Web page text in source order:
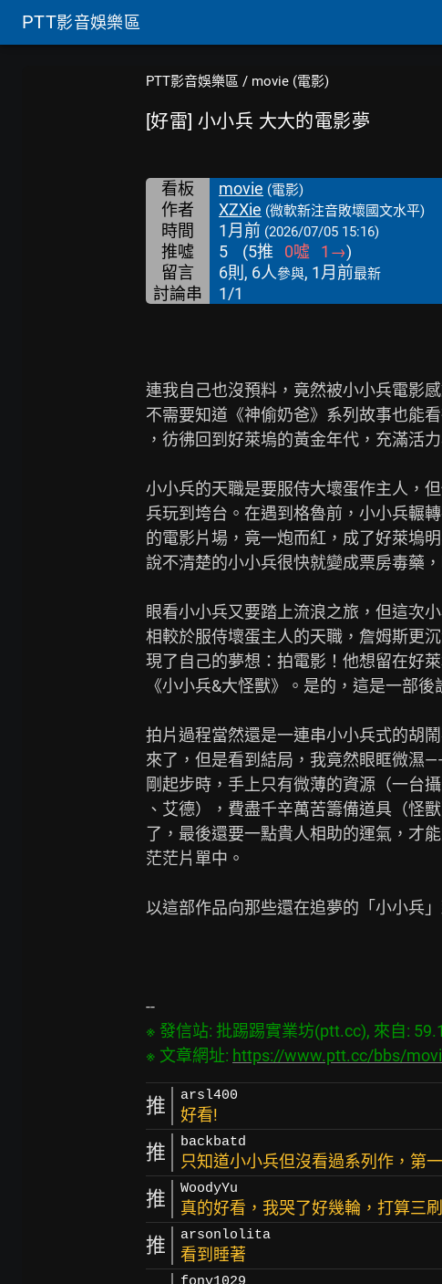
PTT影音娛樂區
PTT影音娛樂區 / movie (電影)
[好雷] 小小兵 大大的電影夢
看板 movie (電影)
作者 XZXie (微軟新注音敗壞國文水平)
時間 1月前 (2026/07/05 15:16)
推噓 5 (5推 0噓 1 →)
留言
6則, 6人參與, 1月前最新
討論串 1/1
連我自己也沒預料，竟然被小小兵電影
不需要知道《神偷奶爸》系列故事也能
，彷彿回到好萊塢的黃金年代，充滿活
小小兵的天職是要服侍大壞蛋作主人，
兵玩到垮台。在遇到格魯前，小小兵輾
的電影片場，竟一炮而紅，成了好萊塢
說不清楚的小小兵很快就變成票房毒藥
眼看小小兵又要踏上流浪之旅，但這次
相較於服侍壞蛋主人的天職，詹姆斯更
現了自己的夢想：拍電影！他想留在好
《小小兵&大怪獸》。是的，這是一部
拍片過程當然還是一連串小小兵式的胡
來了，但是看到結局，我竟然眼眶微濕
剛起步時，手上只有微薄的資源（一台
、艾德），費盡千辛萬苦籌備道具（怪
了，最後還要一點貴人相助的運氣，才
茫茫片單中。
以這部作品向那些還在追夢的「小小兵
※ 發信站: 批踢踢實業坊(ptt.cc), 來自:
※ 文章網址: https://www.ptt.cc/bbs/
推 arsl400
好看!
推 backbatd
只知道小小兵但沒看過系列作，第
推 WoodyYu
真的好看，我哭了好幾輪，打算三刷
推 arsonlolita
看到睡著